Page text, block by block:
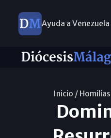
Ayuda a Venezuela
Inicio /